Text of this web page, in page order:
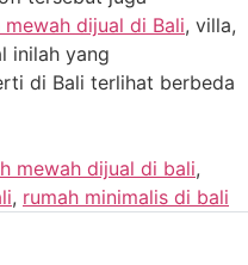
mewah dijual di Bali, villa,
inilah yang
di Bali terlihat berbeda
mewah dijual di bali,
, rumah minimalis di bali